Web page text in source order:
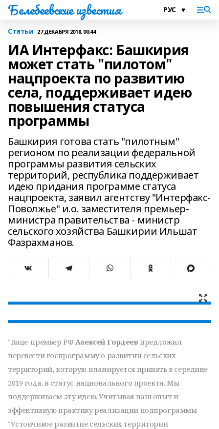
Белебеевские известия
Статьи 27 ДЕКАБРЯ 2018, 00:44
ИА Интерфакс: Башкирия
может стать "пилотом"
нацпроекта по развитию
села, поддерживает идею
повышения статуса
программы
Башкирия готова стать "пилотным"
регионом по реализации федеральной
программы развития сельских
территорий, республика поддерживает
идею придания программе статуса
нацпроекта, заявил агентству "Интерфакс-
Поволжье" и.о. заместителя премьер-
министра правительства - министр
сельского хозяйства Башкирии Ильшат
Фазрахманов.
"Вице-премьер РФ Алексей Гордеев предложил
перевести госпрограмму о развитии сельских
территорий, которую планируется принять в середине
2019 года, в статус национального проекта. Мы
поддерживаем эту идею. Учитывая наш опыт и
эффективную практику реализации подпрограммы
"Устойчивое развитие сельских территорий